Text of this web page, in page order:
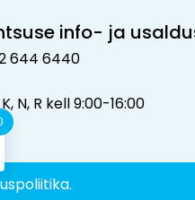
info- ja
644 6440
K, N, R kell 9:00-16:00